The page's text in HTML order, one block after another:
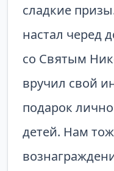
сладкие
настал черед
со Святым
вручил свой
подарок
детей. Нам